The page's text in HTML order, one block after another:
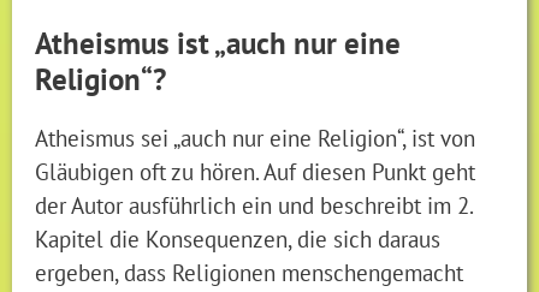
Atheismus ist „auch nur eine
Religion“?
Atheismus sei „auch nur eine Religion“, ist von
Gläubigen oft zu hören. Auf diesen Punkt geht
der Autor ausführlich ein und beschreibt im 2.
Kapitel die Konsequenzen, die sich daraus
ergeben, dass Religionen menschengemacht